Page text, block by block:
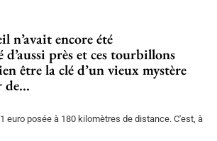
n’avait encore été
près et ces tourbillons
être la clé d’un vieux mystère
de...
euro posée à 180 kilomètres de distance. C'est, à